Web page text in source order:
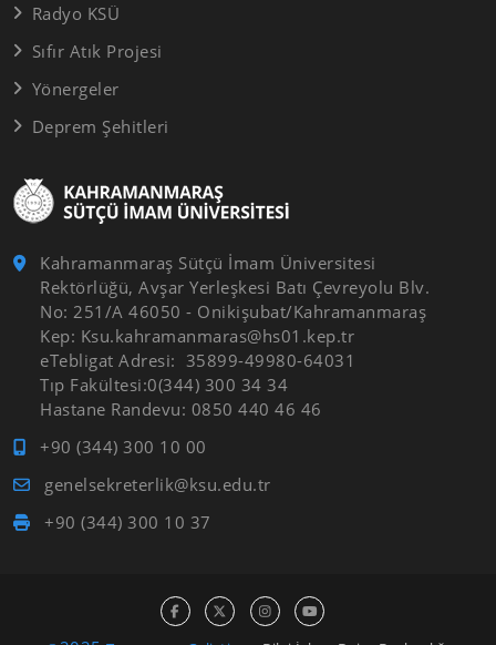
Kahramanmaraş Sütçü İmam Üniversitesi
Rektörlüğü, Avşar Yerleşkesi Batı Çevreyolu Blv.
No: 251/A 46050 - Onikişubat/Kahramanmaraş
Kep: Ksu.kahramanmaras@hs01.kep.tr
eTebligat Adresi: 35899-49980-64031
Tıp Fakültesi:0(344) 300 34 34
Hastane Randevu: 0850 440 46 46
+90 (344) 300 10 00
genelsekreterlik@ksu.edu.tr
+90 (344) 300 10 37
Radyo KSÜ
Sıfır Atık Projesi
Yönergeler
Deprem Şehitleri